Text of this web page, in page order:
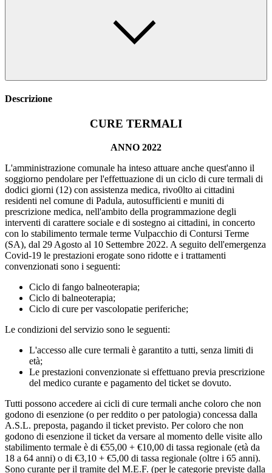
Descrizione
CURE TERMALI
ANNO 2022
L'amministrazione comunale ha inteso attuare anche quest'anno il
soggiorno pendolare per l'effettuazione di un ciclo di cure termali di
dodici giorni (12) con assistenza medica, rivo0lto ai cittadini
residenti nel comune di Padula, autosufficienti e muniti di
prescrizione medica, nell'ambito della programmazione degli
interventi di carattere sociale e di sostegno ai cittadini, in concerto
con lo stabilimento termale terme Vulpacchio di Contursi Terme
(SA), dal 29 Agosto al 10 Settembre 2022. A seguito dell'emergenza
Covid-19 le prestazioni erogate sono ridotte e i trattamenti
convenzionati sono i seguenti:
Ciclo di fango balneoterapia;
Ciclo di balneoterapia;
Ciclo di cure per vascolopatie periferiche;
Le condizioni del servizio sono le seguenti:
L'accesso alle cure termali è garantito a tutti, senza limiti di
età;
Le prestazioni convenzionate si effettuano previa prescrizione
del medico curante e pagamento del ticket se dovuto.
Tutti possono accedere ai cicli di cure termali anche coloro che non
godono di esenzione (o per reddito o per patologia) concessa dalla
A.S.L. preposta, pagando il ticket previsto. Per coloro che non
godono di esenzione il ticket da versare al momento delle visite allo
stabilimento termale è di €55,00 + €10,00 di tassa regionale (età da
18 a 64 anni) o di €3,10 + €5,00 di tassa regionale (oltre i 65 anni).
Sono curante per il tramite del M.E.F. (per le categorie previste dalla